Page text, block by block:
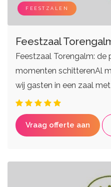
FEESTZALEN
Feestzaal
Feestzaal Torengalm: de
momenten schitterenAl
wij gasten in een zaal
Vraag offerte aan